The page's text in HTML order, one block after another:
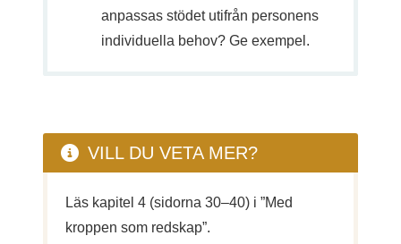
anpassas stödet utifrån personens
individuella behov? Ge exempel.
VILL DU VETA MER?
Läs kapitel 4 (sidorna 30–40) i ”Med
kroppen som redskap”.